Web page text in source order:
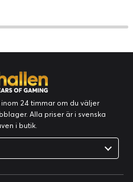
24 timmar om du väljer
Alla priser är i svenska
i butik.